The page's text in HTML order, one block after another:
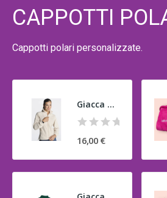
CAPPOTTI
Cappotti polari personalizzate.
Giacca polare
16,00 €